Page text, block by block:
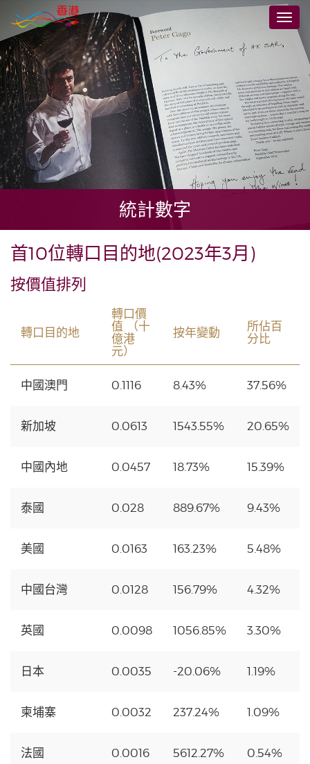
至
主
要
內
容
切
統計數字
首10位轉口目的地(2023年3月)
按價值排列
轉口目的地
轉口價
值 （十
億港
元）
按年變動
所佔百
分比
中國澳門 0.1116 8.43% 37.56%
新加坡 0.0613 1543.55% 20.65%
中國內地 0.0457 18.73% 15.39%
泰國 0.028 889.67% 9.43%
美國 0.0163 163.23% 5.48%
中國台灣 0.0128 156.79% 4.32%
英國 0.0098 1056.85% 3.30%
日本 0.0035 -20.06% 1.19%
柬埔寨 0.0032 237.24% 1.09%
法國 0.0016 5612.27% 0.54%